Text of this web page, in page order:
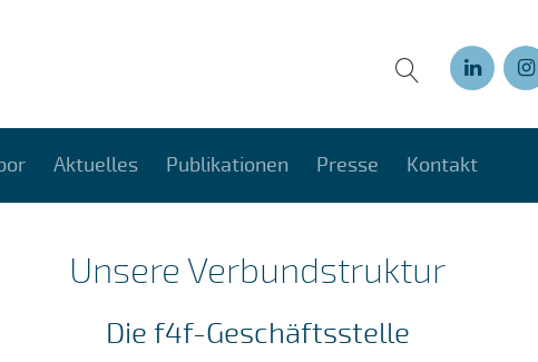
Aktuelles Publikationen Presse Kontakt
Unsere Verbundstruktur
Die f4f-Geschäftsstelle